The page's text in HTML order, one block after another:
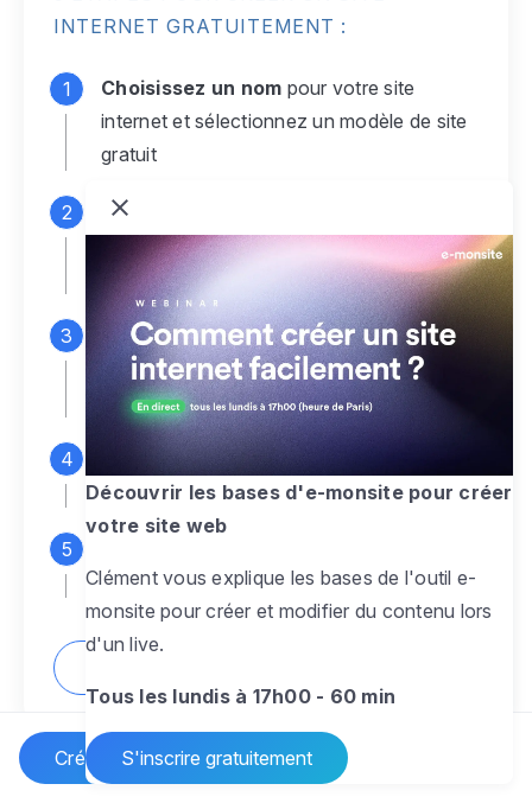
Créer un site Internet
INTERNET GRATUITEMENT :
Choisissez un nom pour votre site
internet et sélectionnez un modèle de site
gratuit
Connectez-vous
monsite gratuit pour accéder à votre
espace d'administration
Personnalisez entièrement le
designpour créer un site web sur-mesure,
à votre image
Ajoutez des pagessans limite pour
présenter votre activité, votre passion
pour rendre votre site dynamique
Découvrir les bases d'e-monsite pour créer
votre site web
Clément vous explique les bases de l'outil e-
monsite pour créer et modifier du contenu lors
d'un live.
Tous les lundis à 17h00 - 60 min
S'inscrire gratuitement